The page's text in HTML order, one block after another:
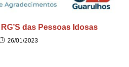
das Pessoas Idosas
26/01/2023